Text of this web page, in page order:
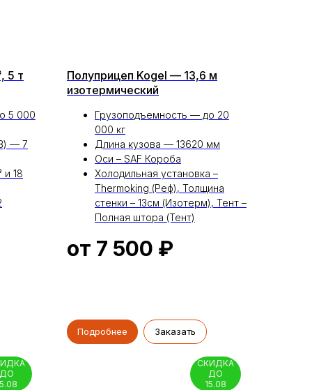
5 т
5 000
— 7
18
Полуприцеп Kogel — 13,6 м
изотермический
Грузоподъемность — до 20
000 кг
Длина кузова — 13620 мм
Оси – SAF Короба
Холодильная установка –
Thermoking (Реф), Толщина
стенки – 13см (Изотерм), Тент –
Полная штора (Тент)
от 7 500 ₽
Подробнее Заказать
ДО
СКИДКА
ДО
15.08